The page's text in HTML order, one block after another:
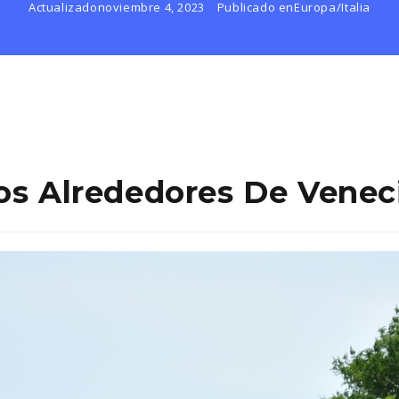
Actualizadonoviembre 4, 2023 Publicado enEuropa/Italia
Alrededores De